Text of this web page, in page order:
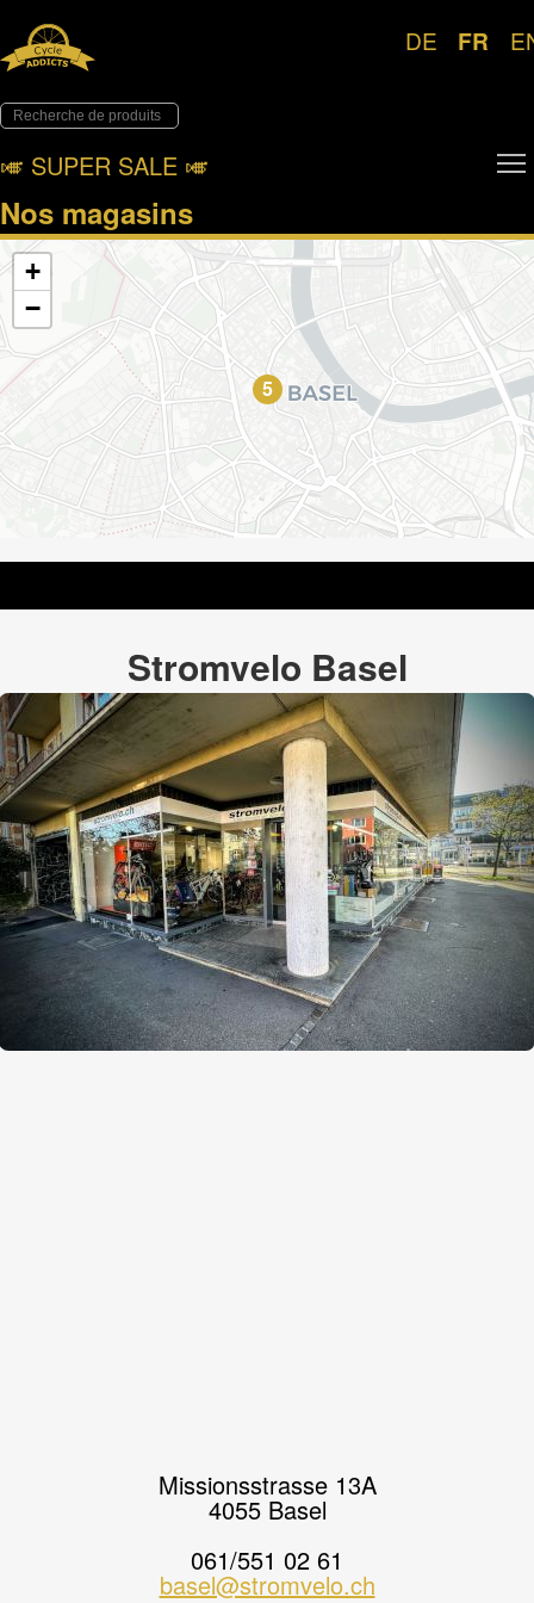
DE FR
🎺︎ SUPER SALE 🎺︎
Nos magasins
5
+
−
Stromvelo Basel
Missionsstrasse 13A
4055 Basel
061/551 02 61
basel@stromvelo.ch